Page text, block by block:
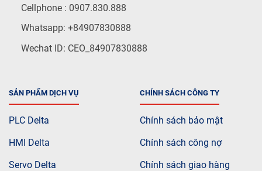
Cellphone : 0907.830.888
Whatsapp: +84907830888
Wechat ID: CEO_84907830888
SẢN PHẨM DỊCH VỤ
PLC Delta
HMI Delta
Servo Delta
CHÍNH SÁCH CÔNG TY
Chính sách bảo mật
Chính sách công nợ
Chính sách giao hàng